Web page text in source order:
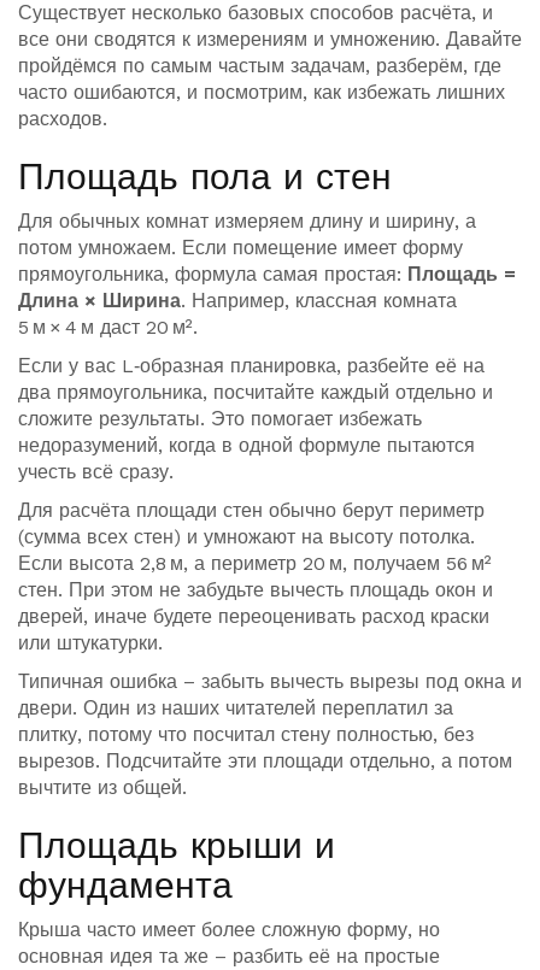
Существует несколько базовых способов расчёта, и
все они сводятся к измерениям и умножению. Давайте
пройдёмся по самым частым задачам, разберём, где
часто ошибаются, и посмотрим, как избежать лишних
расходов.
Площадь пола и стен
Для обычных комнат измеряем длину и ширину, а
потом умножаем. Если помещение имеет форму
прямоугольника, формула самая простая: Площадь =
Длина × Ширина. Например, классная комната
5 м × 4 м даст 20 м².
Если у вас L‑образная планировка, разбейте её на
два прямоугольника, посчитайте каждый отдельно и
сложите результаты. Это помогает избежать
недоразумений, когда в одной формуле пытаются
учесть всё сразу.
Для расчёта площади стен обычно берут периметр
(сумма всех стен) и умножают на высоту потолка.
Если высота 2,8 м, а периметр 20 м, получаем 56 м²
стен. При этом не забудьте вычесть площадь окон и
дверей, иначе будете переоценивать расход краски
или штукатурки.
Типичная ошибка – забыть вычесть вырезы под окна и
двери. Один из наших читателей переплатил за
плитку, потому что посчитал стену полностью, без
вырезов. Подсчитайте эти площади отдельно, а потом
вычтите из общей.
Площадь крыши и
фундамента
Крыша часто имеет более сложную форму, но
основная идея та же – разбить её на простые